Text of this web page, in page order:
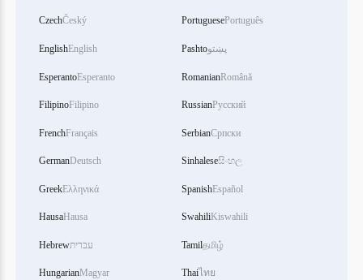
CzechČeský
EnglishEnglish
EsperantoEsperanto
FilipinoFilipino
FrenchFrançais
GermanDeutsch
GreekΕλληνικά
HausaHausa
Hebrewעברית
HungarianMagyar
PortuguesePortuguês
Pashtoپښتو
RomanianRomână
RussianРусский
SerbianСрпски
Sinhaleseසිංහල
SpanishEspañol
SwahiliKiswahili
Tamilதமிழ்
Thaiไทย